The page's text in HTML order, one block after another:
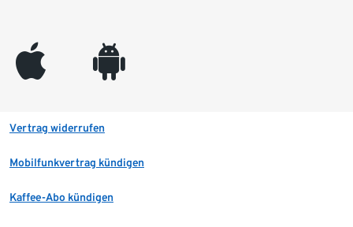
appleinc android
Vertrag widerrufen
Mobilfunkvertrag kündigen
Kaffee-Abo kündigen